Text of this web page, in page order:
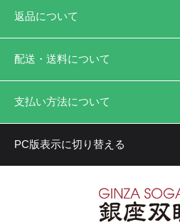
返品について
配送・送料について
支払い方法について
PC版表示に切り替える